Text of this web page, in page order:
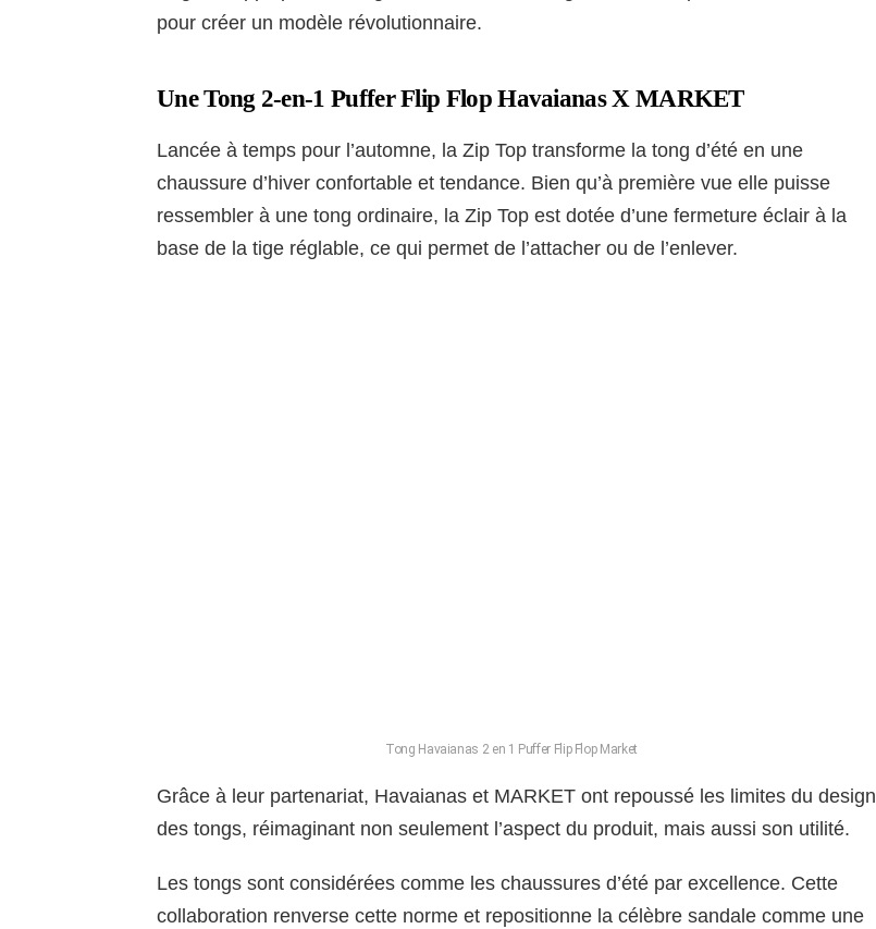
pour créer un modèle révolutionnaire.
Une Tong 2-en-1 Puffer Flip Flop Havaianas X MARKET
Lancée à temps pour l’automne, la Zip Top transforme la tong d’été en une
chaussure d’hiver confortable et tendance. Bien qu’à première vue elle puisse
ressembler à une tong ordinaire, la Zip Top est dotée d’une fermeture éclair à la
base de la tige réglable, ce qui permet de l’attacher ou de l’enlever.
Tong Havaianas 2 en 1 Puffer Flip Flop Market
Grâce à leur partenariat, Havaianas et MARKET ont repoussé les limites du design
des tongs, réimaginant non seulement l’aspect du produit, mais aussi son utilité.
Les tongs sont considérées comme les chaussures d’été par excellence. Cette
collaboration renverse cette norme et repositionne la célèbre sandale comme une